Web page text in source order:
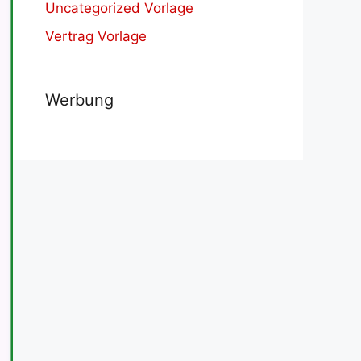
Uncategorized Vorlage
Vertrag Vorlage
Werbung